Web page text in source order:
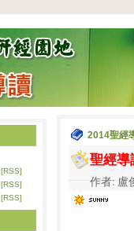
2014聖經
聖經導
作者: 盧
[RSS]
[RSS]
[RSS]